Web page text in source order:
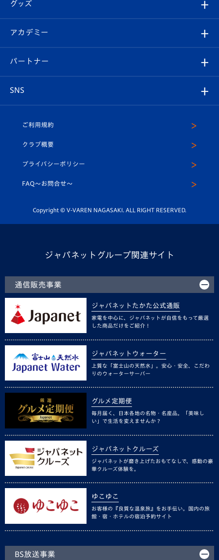
チケット
イベント
メディア
ホームタウン
スタッフプロフィール
マスコット紹介
平和祈念活動
ホームタウン活動
Revive Team
ヴィヴィくんの長崎おもてなしガイド
フォトギャラリー
スタジアムグルメ
V-LOVERS（ファンクラブ）
プレイヤーズスイート
グッズ
オンラインショップ
店舗情報
アカデミー
育成からのお知らせ
U-18
スクール
パートナー
SNS
ヴィヴィくんインスタグラム
公式LINE＠
ご利用規約
クラブ概要
プライバシーポリシー
FAQ〜お問合せ〜
Copyright © V-VAREN NAGASAKI. ALL RIGHT RESERVED.
ジャパネットグループ関連サイト
通信販売事業
ジャパネットたかた公式通販
家電を中心に、ジャパネットが自信をもって厳選
した商品だけをご紹介！
ジャパネットウォーター
上質な「富士山の天然水」。安心・安全、こだわ
りのウォーターサーバー
グルメ定期便
毎月届く、日本各地の名物・名産品。「美味し
い」で生活を変えませんか？
ジャパネットクルーズ
ジャパネットが磨き上げたおもてなしで、感動の豪
華クルーズ体験を。
ゆこゆこ
お客様の『良質な温泉旅』をお手伝い。国内の旅
館・宿・ホテルの宿泊予約サイト
BS放送事業